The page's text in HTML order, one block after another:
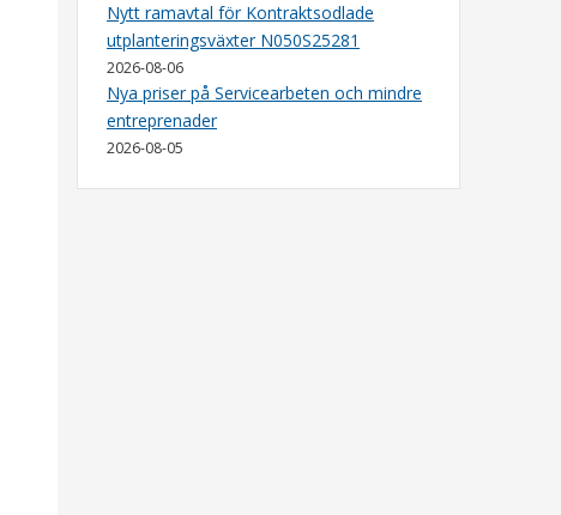
Nytt ramavtal för Kontraktsodlade
utplanteringsväxter N050S25281
2026-08-06
Nya priser på Servicearbeten och mindre
entreprenader
2026-08-05